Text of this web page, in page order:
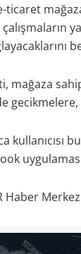
ticaret
mağaza
kullanıcısı
Haber